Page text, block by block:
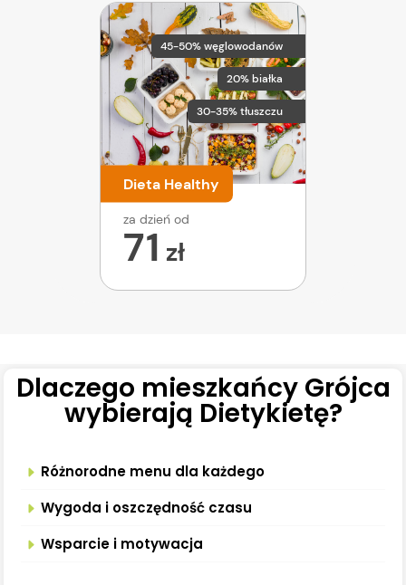
45-50% węglowodanów
20% białka
30-35% tłuszczu
Dieta Healthy
za dzień od
71 zł
Dlaczego mieszkańcy Grójca
wybierają Dietykietę?
Różnorodne menu dla każdego
Wygoda i oszczędność czasu
Wsparcie i motywacja